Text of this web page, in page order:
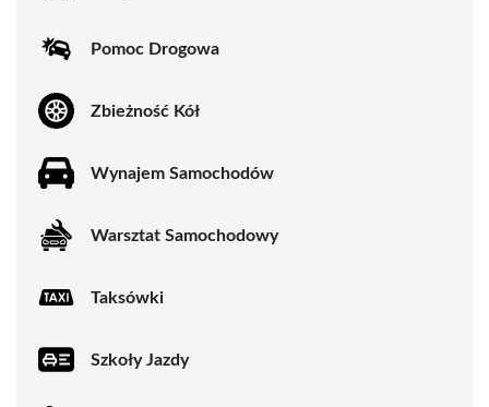
Pomoc Drogowa
Zbieżność Kół
Wynajem Samochodów
Warsztat Samochodowy
Taksówki
Szkoły Jazdy